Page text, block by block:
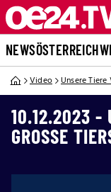
NEWSÖSTERREICH
Video Unsere
10.12.2023 -
GROSSE